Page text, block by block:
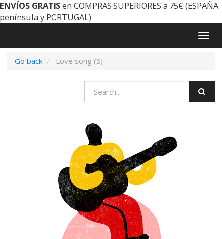
ENVÍOS GRATISen COMPRAS SUPERIORES a 75€ (ESPAÑA
península y PORTUGAL)
Go back
Love song (S)